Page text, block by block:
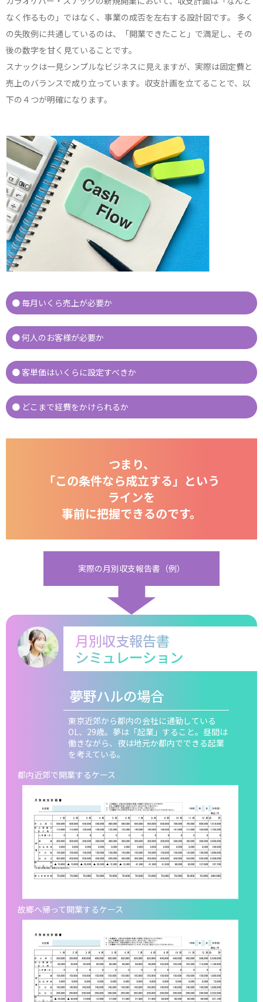
なく作るもの」ではなく、事業の成否を左右する設計図です。 多く
の失敗例に共通しているのは、「開業できたこと」で満足し、その
後の数字を甘く見ていることです。
スナックは一見シンプルなビジネスに見えますが、実際は固定費と
売上のバランスで成り立っています。収支計画を立てることで、以
下の４つが明確になります。
● 毎月いくら売上が必要か
● 何人のお客様が必要か
● 客単価はいくらに設定すべきか
● どこまで経費をかけられるか
つまり、
「この条件なら成立する」という
ラインを
事前に把握できるのです。
実際の月別収支報告書（例）
月別収支報告書
シミュレーション
夢野ハルの場合
東京近郊から都内の会社に通勤している
OL、29歳。夢は「起業」すること。昼間は
働きながら、夜は地元か都内でできる起業
を考えている。
都内近郊で開業するケース
故郷へ帰って開業するケース